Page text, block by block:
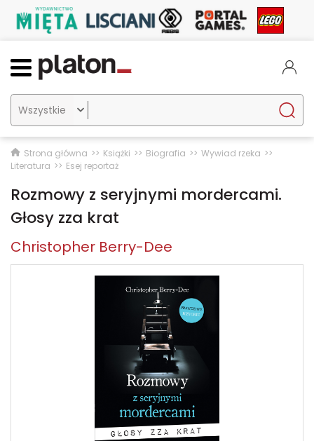

Strona główna Książki Biografia
Wywiad rzeka
Literatura
Esej reportaż
Rozmowy z seryjnymi mordercami.
Głosy zza krat
Christopher Berry-Dee